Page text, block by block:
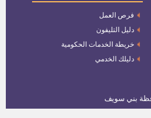
لسنة 2016"
فتح باب التقدم لأداء خطبة الجمعة
بنظام المكافاة
فرص العمل
دليل التليفون
خريطة الخدمات الحكومية
دليلك الخدمي